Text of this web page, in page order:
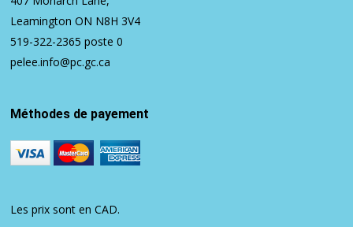
Leamington ON N8H 3V4
519-322-2365 poste 0
pelee.info@pc.gc.ca
Méthodes de payement
Les prix sont en CAD.